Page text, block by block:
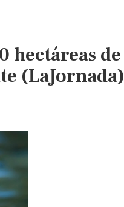
hectáreas de
(LaJornada)